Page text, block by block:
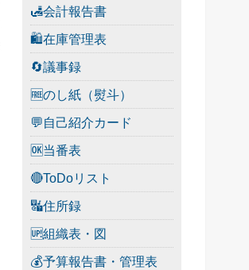
🛃会計報告書
🛍在庫管理表
🔄議事録
🆓のし紙（熨斗）
💬自己紹介カード
🆗当番表
🔴ToDoリスト
🔣住所録
🆙組織表・図
💰予算報告書・管理表